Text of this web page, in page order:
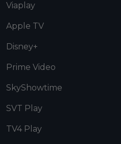
Viaplay
Apple TV
Disney+
Prime Video
SkyShowtime
SVT Play
TV4 Play